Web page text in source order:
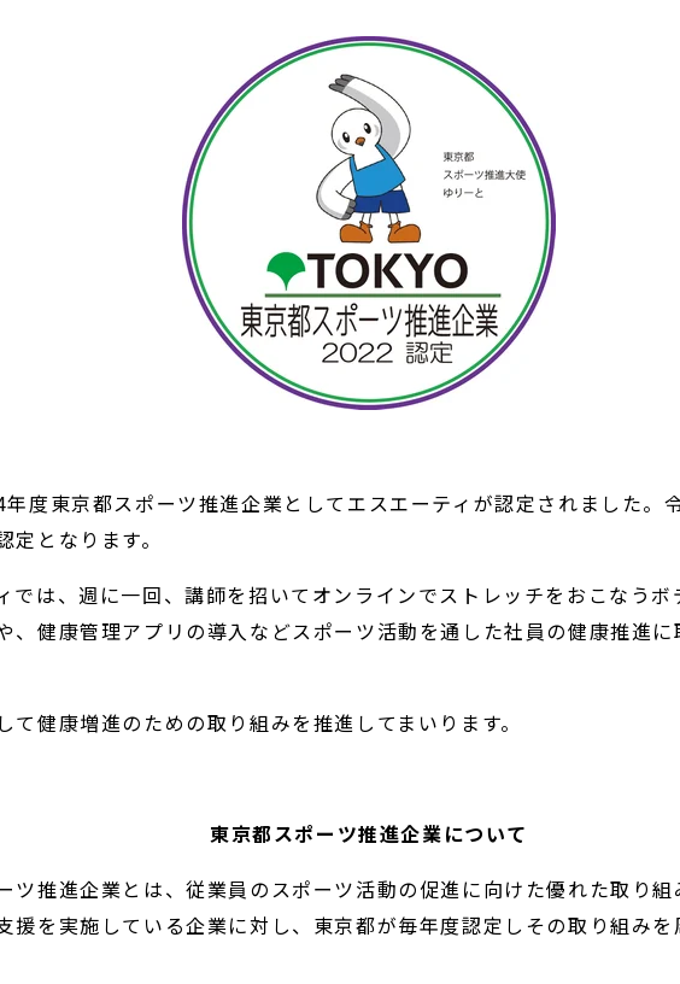
年度東京都スポーツ推進企業としてエスエーティが認定されました。
定となります。
では、週に一回、講師を招いてオンラインでストレッチをおこなうボ
、健康管理アプリの導入などスポーツ活動を通した社員の健康推進に
て健康増進のための取り組みを推進してまいります。
東京都スポーツ推進企業について
ツ推進企業とは、従業員のスポーツ活動の促進に向けた優れた取り
援を実施している企業に対し、東京都が毎年度認定しその取り組み